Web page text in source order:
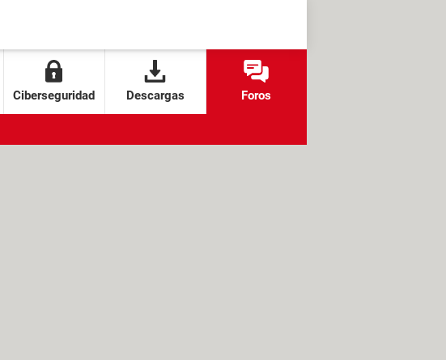
Ciberseguridad Descargas Foros